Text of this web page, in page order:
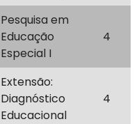
Pesquisa em
Educação
Especial I
4
Extensão:
Diagnóstico
Educacional
4